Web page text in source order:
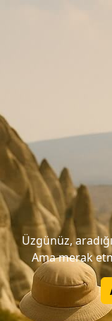
Üzgünüz,
Ama merak